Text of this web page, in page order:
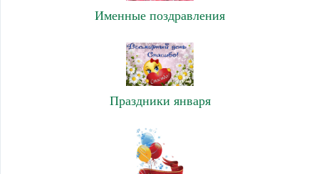
Именные поздравления
Праздники января